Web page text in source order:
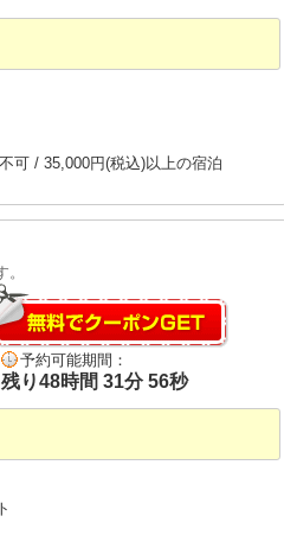
可 / 35,000円(税込)以上の宿泊
予約可能期間：
残り48時間 31分 55秒